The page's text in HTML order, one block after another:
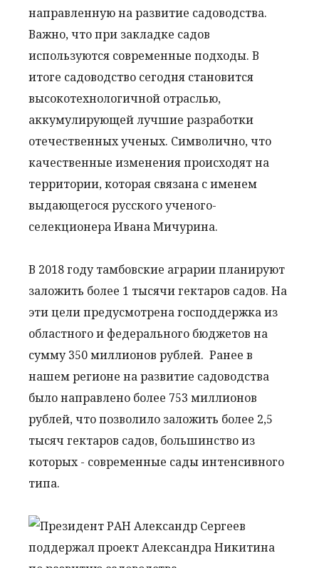
направленную на развитие садоводства.
Важно, что при закладке садов
используются современные подходы. В
итоге садоводство сегодня становится
высокотехнологичной отраслью,
аккумулирующей лучшие разработки
отечественных ученых. Символично, что
качественные изменения происходят на
территории, которая связана с именем
выдающегося русского ученого-
селекционера Ивана Мичурина.
В 2018 году тамбовские аграрии планируют
заложить более 1 тысячи гектаров садов. На
эти цели предусмотрена господдержка из
областного и федерального бюджетов на
сумму 350 миллионов рублей. Ранее в
нашем регионе на развитие садоводства
было направлено более 753 миллионов
рублей, что позволило заложить более 2,5
тысяч гектаров садов, большинство из
которых - современные сады интенсивного
типа.